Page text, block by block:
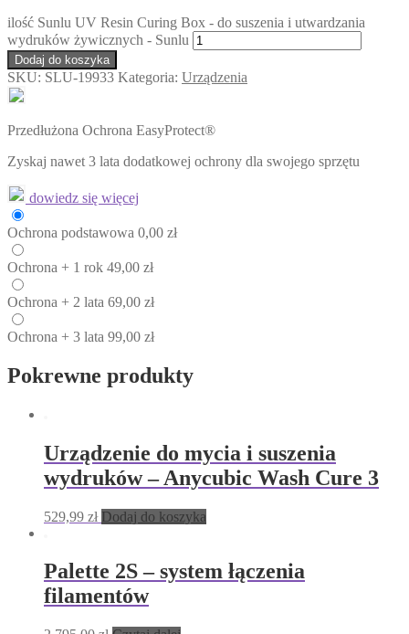
ilość Sunlu UV Resin Curing Box - do suszenia i utwardzania
wydruków żywicznych - Sunlu
Dodaj do koszyka
SKU: SLU-19933 Kategoria: Urządzenia
Przedłużona Ochrona EasyProtect®
Zyskaj nawet 3 lata dodatkowej ochrony dla swojego sprzętu
dowiedz się więcej
Ochrona podstawowa 0,00 zł
Ochrona + 1 rok 49,00 zł
Ochrona + 2 lata 69,00 zł
Ochrona + 3 lata 99,00 zł
Pokrewne produkty
Urządzenie do mycia i suszenia
wydruków – Anycubic Wash Cure 3
529,99 zł Dodaj do koszyka
Palette 2S – system łączenia
filamentów